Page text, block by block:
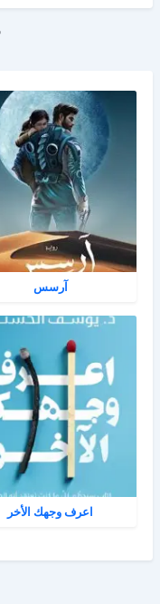
آرسس
اعرف وجهك الأخر